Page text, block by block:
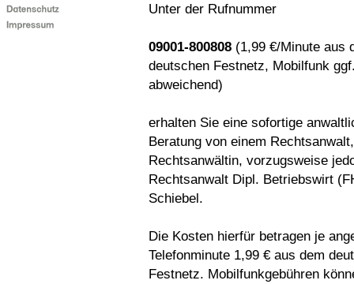
Unter der Rufnummer
09001-800808 (1,99 €/Minute aus
deutschen Festnetz, Mobilfunk
abweichend)
erhalten Sie eine sofortige
Beratung von einem
Rechtsanwältin, vorzugsweise
Rechtsanwalt Dipl. Betriebswirt
Schiebel.
Die Kosten hierfür betragen je
Telefonminute 1,99 € aus dem
Festnetz. Mobilfunkgebühren